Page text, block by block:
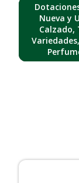
Nueva y
Calzado,